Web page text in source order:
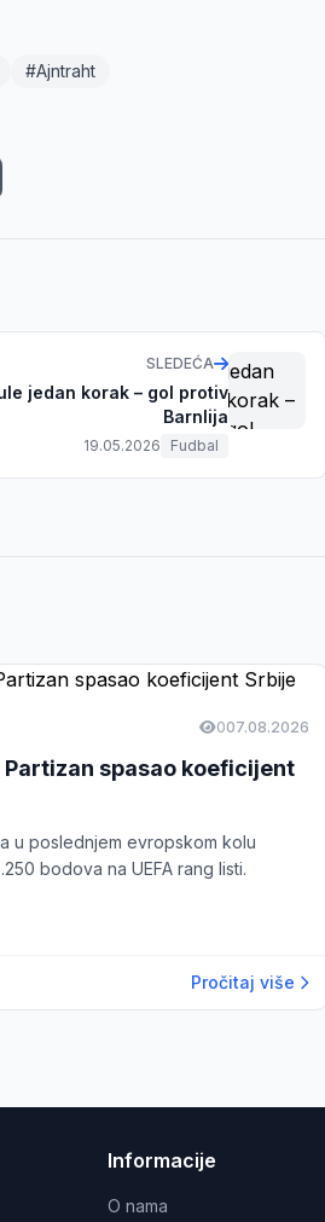
#Ajntraht
SLEDEĆA
jedan korak – gol protiv
Barnlija
19.05.2026 Fudbal
007.08.2026
Partizan spasao koeficijent
u poslednjem evropskom kolu
bodova na UEFA rang listi.
Pročitaj više
Informacije
O nama